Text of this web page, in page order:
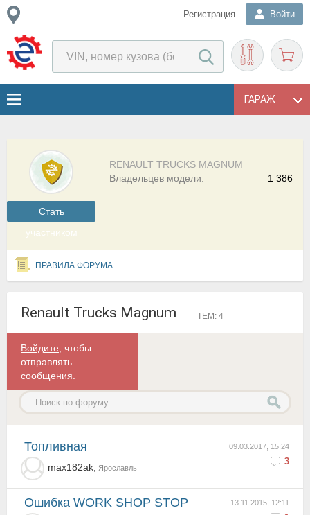
Регистрация Войти
ГАРАЖ
Cтать
участником
RENAULT TRUCKS MAGNUM
1 386
Владельцев модели:
ПРАВИЛА ФОРУМА
Renault Trucks Magnum ТЕМ: 4
Войдите , чтобы
отправлять
сообщения.
09.03.2017, 15:24
3
топливная
max182ak, Ярославль
13.11.2015, 12:11
Ошибка WORK SHOP STOP